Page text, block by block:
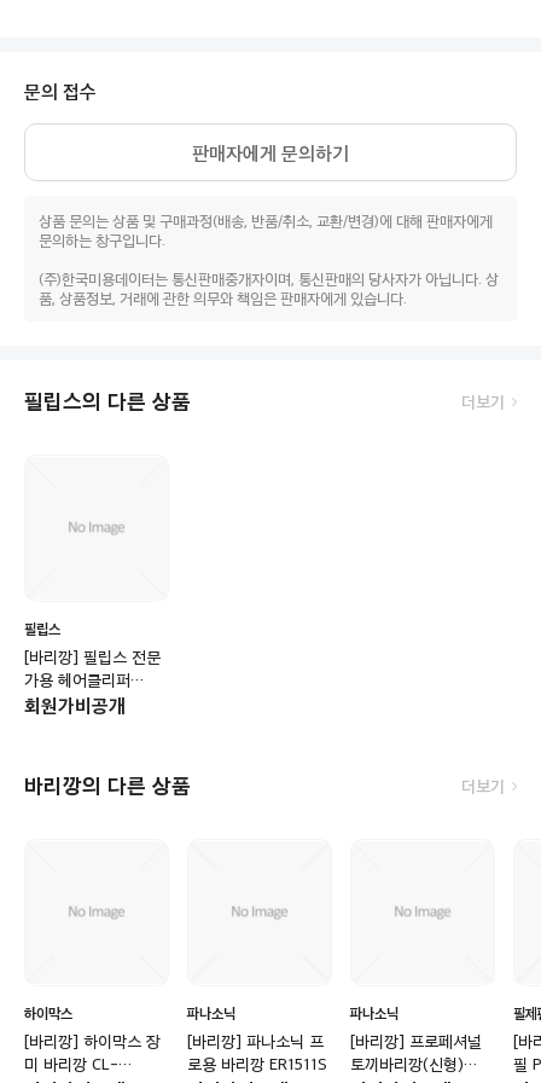
문의 접수
판매자에게 문의하기
상품 문의는 상품 및 구매과정(배송, 반품/취소, 교환/변경)에 대해 판매자에게
문의하는 창구입니다.
(주)한국미용데이터는 통신판매중개자이며, 통신판매의 당사자가 아닙니다. 상
품, 상품정보, 거래에 관한 의무와 책임은 판매자에게 있습니다.
필립스의 다른 상품 더보기
필립스
[바리깡] 필립스 전문
가용 헤어클리퍼
HC5630/15
회원가비공개
바리깡의 다른 상품 더보기
하이막스
[바리깡] 하이막스 장
미 바리깡 CL-
파나소닉
[바리깡] 파나소닉 프
로용 바리깡 ER1511S
파나소닉
[바리깡] 프로페셔널
토끼바리깡(신형)
필제
[바
필